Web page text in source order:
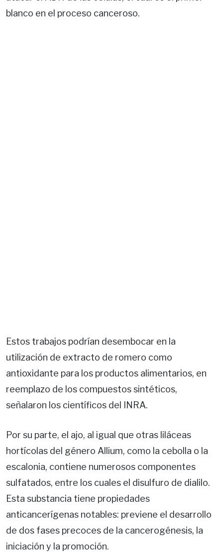
blanco en el proceso canceroso.
Estos trabajos podrían desembocar en la
utilización de extracto de romero como
antioxidante para los productos alimentarios, en
reemplazo de los compuestos sintéticos,
señalaron los científicos del INRA.
Por su parte, el ajo, al igual que otras liláceas
hortícolas del género Allium, como la cebolla o la
escalonia, contiene numerosos componentes
sulfatados, entre los cuales el disulfuro de dialilo.
Esta substancia tiene propiedades
anticancerígenas notables: previene el desarrollo
de dos fases precoces de la cancerogénesis, la
iniciación y la promoción.